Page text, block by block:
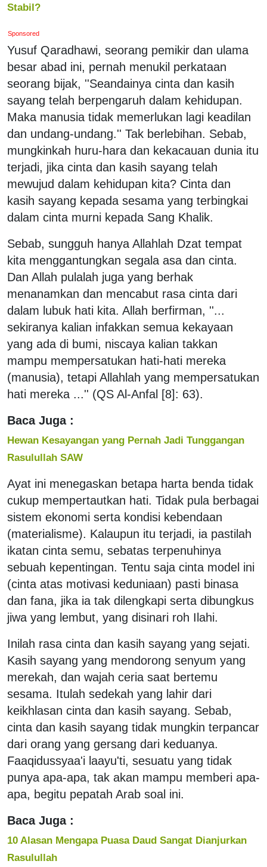
Stabil?
Sponsored
Yusuf Qaradhawi, seorang pemikir dan ulama
besar abad ini, pernah menukil perkataan
seorang bijak, ''Seandainya cinta dan kasih
sayang telah berpengaruh dalam kehidupan.
Maka manusia tidak memerlukan lagi keadilan
dan undang-undang.'' Tak berlebihan. Sebab,
mungkinkah huru-hara dan kekacauan dunia itu
terjadi, jika cinta dan kasih sayang telah
mewujud dalam kehidupan kita? Cinta dan
kasih sayang kepada sesama yang terbingkai
dalam cinta murni kepada Sang Khalik.
Sebab, sungguh hanya Allahlah Dzat tempat
kita menggantungkan segala asa dan cinta.
Dan Allah pulalah juga yang berhak
menanamkan dan mencabut rasa cinta dari
dalam lubuk hati kita. Allah berfirman, ''...
sekiranya kalian infakkan semua kekayaan
yang ada di bumi, niscaya kalian takkan
mampu mempersatukan hati-hati mereka
(manusia), tetapi Allahlah yang mempersatukan
hati mereka ...'' (QS Al-Anfal [8]: 63).
Baca Juga :
Hewan Kesayangan yang Pernah Jadi Tunggangan
Rasulullah SAW
Ayat ini menegaskan betapa harta benda tidak
cukup mempertautkan hati. Tidak pula berbagai
sistem ekonomi serta kondisi kebendaan
(materialisme). Kalaupun itu terjadi, ia pastilah
ikatan cinta semu, sebatas terpenuhinya
sebuah kepentingan. Tentu saja cinta model ini
(cinta atas motivasi keduniaan) pasti binasa
dan fana, jika ia tak dilengkapi serta dibungkus
jiwa yang lembut, yang disinari roh Ilahi.
Inilah rasa cinta dan kasih sayang yang sejati.
Kasih sayang yang mendorong senyum yang
merekah, dan wajah ceria saat bertemu
sesama. Itulah sedekah yang lahir dari
keikhlasan cinta dan kasih sayang. Sebab,
cinta dan kasih sayang tidak mungkin terpancar
dari orang yang gersang dari keduanya.
Faaqidussyaa'i laayu'ti, sesuatu yang tidak
punya apa-apa, tak akan mampu memberi apa-
apa, begitu pepatah Arab soal ini.
Baca Juga :
10 Alasan Mengapa Puasa Daud Sangat Dianjurkan
Rasulullah